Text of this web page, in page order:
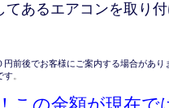
あるエアコンを取り
前後でお客様にご案内する場合があり
す